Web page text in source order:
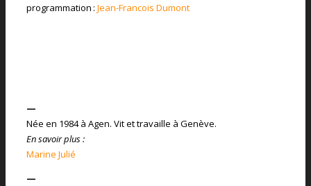
programmation : Jean-Francois Dumont
—
Née en 1984 à Agen. Vit et travaille à Genève.
En savoir plus :
Marine Julié
—